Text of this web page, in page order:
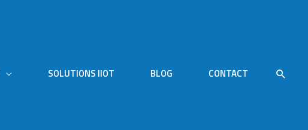
SOLUTIONS IIOT BLOG CONTACT